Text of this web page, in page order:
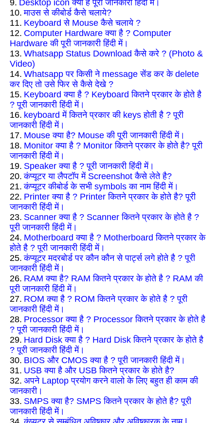
9. Desktop icon क्या है पूरी जानकारी हिंदी में।
10. माउस से कीबोर्ड कैसे चलाये?
11. Keyboard से Mouse कैसे चलाये ?
12. Computer Hardware क्या है ? Computer
Hardware की पूरी जानकारी हिंदी में।
13. Whatsapp Status Download कैसे करे ? (Photo &
Video)
14. Whatsapp पर किसी ने message सेंड कर के delete
कर दिए तो उसे फिर से कैसे देखे ?
15. Keyboard क्या है ? Keyboard कितने प्रकार के होते है
? पूरी जानकारी हिंदी में।
16. keyboard में कितने प्रकार की keys होती है ? पूरी
जानकारी हिंदी में।
17. Mouse क्या है? Mouse की पूरी जानकारी हिंदी में।
18. Monitor क्या है ? Monitor कितने प्रकार के होते है? पूरी
जानकारी हिंदी में।
19. Speaker क्या है ? पूरी जानकारी हिंदी में।
20. कंप्यूटर या लैपटॉप में Screenshot कैसे लेते है?
21. कंप्यूटर कीबोर्ड के सभी symbols का नाम हिंदी में।
22. Printer क्या है ? Printer कितने प्रकार के होते है? पूरी
जानकारी हिंदी में।
23. Scanner क्या है ? Scanner कितने प्रकार के होते है ?
पूरी जानकारी हिंदी में।
24. Motherboard क्या है ? Motherboard कितने प्रकार के
होते है ? पूरी जानकारी हिंदी में।
25. कंप्यूटर मदरबोर्ड पर कौन कौन से पार्ट्स लगे होते है ? पूरी
जानकारी हिंदी में।
26. RAM क्या है? RAM कितने प्रकार के होते है ? RAM की
पूरी जानकारी हिंदी में।
27. ROM क्या है ? ROM कितने प्रकार के होते है ? पूरी
जानकारी हिंदी में।
28. Processor क्या है ? Processor कितने प्रकार के होते है
? पूरी जानकारी हिंदी में।
29. Hard Disk क्या है ? Hard Disk कितने प्रकार के होते है
? पूरी जानकारी हिंदी में।
30. BIOS और CMOS क्या है ? पूरी जानकारी हिंदी में।
31. USB क्या है और USB कितने प्रकार के होते है?
32. अपने Laptop प्रयोग करने वालो के लिए बहुत ही काम की
जानकारी।
33. SMPS क्या है? SMPS कितने प्रकार के होते है? पूरी
जानकारी हिंदी में।